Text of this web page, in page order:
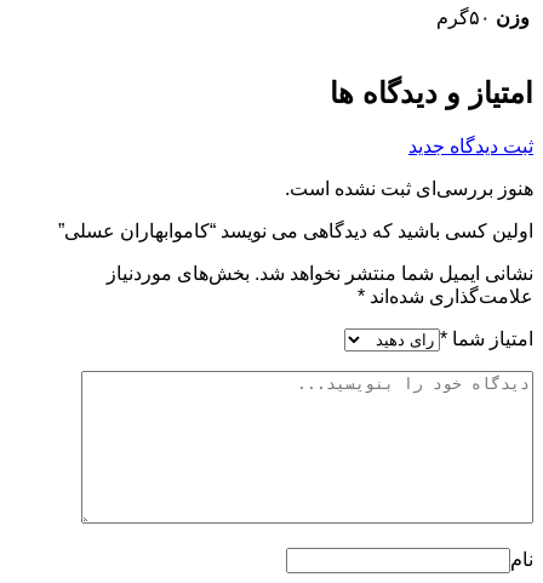
وزن ۵۰گرم
امتیاز و دیدگاه ها
ثبت دیدگاه جدید
هنوز بررسی‌ای ثبت نشده است.
اولین کسی باشید که دیدگاهی می نویسد “کاموابهاران عسلی”
نشانی ایمیل شما منتشر نخواهد شد. بخش‌های موردنیاز
علامت‌گذاری شده‌اند *
امتیاز شما *
نام